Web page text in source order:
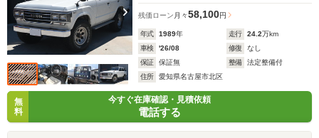
残価ローン 月々58,100円
年式 1989年 走行 24.2万km
車検
'26/08 修復
なし
保証
保証無 整備
法定整備付
住所
愛知県名古屋市北区
無
料
今すぐ在庫確認・見積依頼
電話する